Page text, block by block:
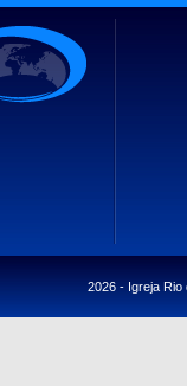
2026 - Igreja Rio